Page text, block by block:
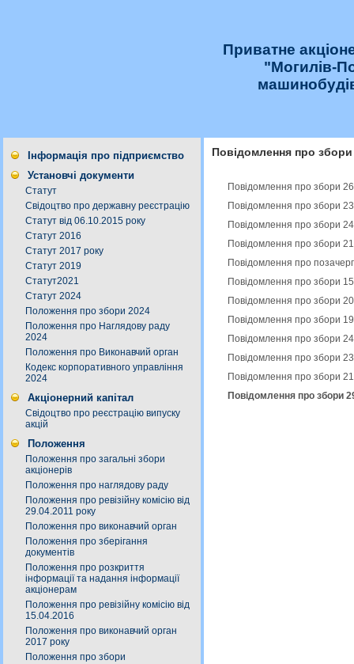
Приватне
"Могилів-
Інформація про підприємство
Установчі документи
Статут
Свідоцтво про державну реєстрацію
Статут від 06.10.2015 року
Статут 2016
Статут 2017 року
Статут 2019
Статут2021
Статут 2024
Положення про збори 2024
Положення про Наглядову раду
2024
Положення про Виконавчий орган
Кодекс корпоративного управління
2024
Акціонерний капітал
Свідоцтво про реєстрацію випуску
акцій
Положення
Положення про загальні збори
акціонерів
Положення про наглядову раду
Положення про ревізійну комісію від
29.04.2011 року
Положення про виконавчий орган
Положення про зберігання
документів
Положення про розкриття
інформації та надання інформації
акціонерам
Положення про ревізійну комісію від
15.04.2016
Положення про виконавчий орган
2017 року
Положення про збори
Повідомлення про збори
Повідомлення про збори
Повідомлення про збори
Повідомлення про збори
Повідомлення про збори
Повідомлення про
Повідомлення про збори
Повідомлення про збори
Повідомлення про збори
Повідомлення про збори
Повідомлення про збори
Повідомлення про збори
Повідомлення про збори